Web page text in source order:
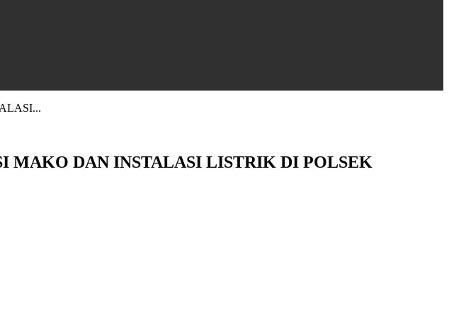
MAKO DAN INSTALASI LISTRIK DI POLSEK